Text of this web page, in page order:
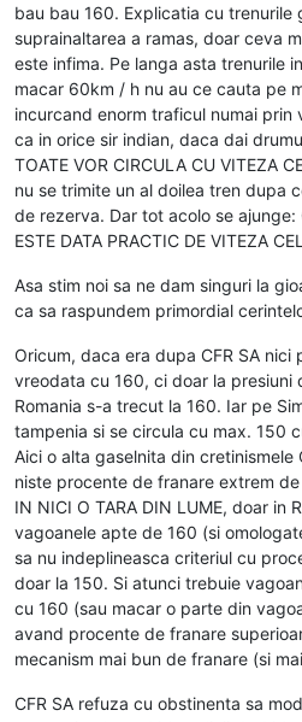
bau bau 160. Explicatia cu trenurile
suprainaltarea a ramas, doar ceva
este infima. Pe langa asta trenurile
macar 60km / h nu au ce cauta pe
incurcand enorm traficul numai prin
ca in orice sir indian, daca dai
TOATE VOR CIRCULA CU VITEZA
nu se trimite un al doilea tren dupa
de rezerva. Dar tot acolo se ajunge:
ESTE DATA PRACTIC DE VITEZA
Asa stim noi sa ne dam singuri la
ca sa raspundem primordial
Oricum, daca era dupa CFR SA nici
vreodata cu 160, ci doar la presiuni
Romania s-a trecut la 160. Iar pe
tampenia si se circula cu max. 150
Aici o alta gaselnita din cretinismele
niste procente de franare extrem
IN NICI O TARA DIN LUME, doar in
vagoanele apte de 160 (si
sa nu indeplineasca criteriul cu
doar la 150. Si atunci trebuie
cu 160 (sau macar o parte din
avand procente de franare
mecanism mai bun de franare (si
CFR SA refuza cu obstinenta sa